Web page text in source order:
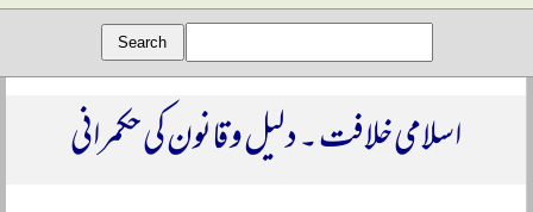
اسلامی خلافت ۔ دلیل و قانون کی حکمرانی